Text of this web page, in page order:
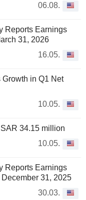
06.08.
Reports Earnings
31, 2026
16.05.
in Q1 Net
10.05.
34.15 million
10.05.
Reports Earnings
31, 2025
30.03.